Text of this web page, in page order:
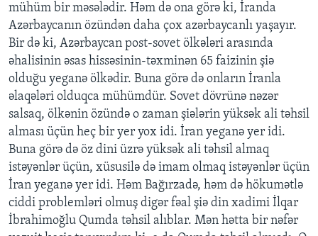
mühüm bir məsələdir. Həm də ona görə ki, İranda
Azərbaycanın özündən daha çox azərbaycanlı yaşayır.
Bir də ki, Azərbaycan post-sovet ölkələri arasında
əhalisinin əsas hissəsinin-təxminən 65 faizinin şiə
olduğu yeganə ölkədir. Buna görə də onların İranla
əlaqələri olduqca mühümdür. Sovet dövrünə nəzər
salsaq, ölkənin özündə o zaman şiələrin yüksək ali təhsil
alması üçün heç bir yer yox idi. İran yeganə yer idi.
Buna görə də öz dini üzrə yüksək ali təhsil almaq
istəyənlər üçün, xüsusilə də imam olmaq istəyənlər üçün
İran yeganə yer idi. Həm Bağırzadə, həm də hökumətlə
ciddi problemləri olmuş digər fəal şiə din xadimi İlqar
İbrahimoğlu Qumda təhsil alıblar. Mən hətta bir nəfər